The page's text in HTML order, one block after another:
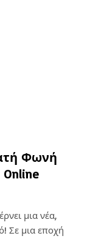
Φωνή
μια νέα,
Σε μια εποχή